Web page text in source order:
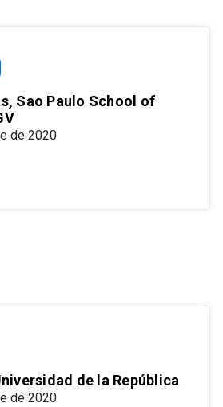
Sao Paulo School of
de 2020
de la República
de 2020